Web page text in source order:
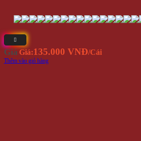
Giá Giá:135.000 VNĐ/Cái
Thêm vào giỏ hàng